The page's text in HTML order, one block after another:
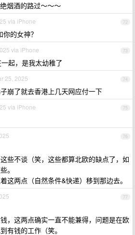
烟酒的路过～～～
72
via iPhone
的女神？
73
via iPhone
起，是我太幼稚了
74
25, 2025
崩了就去香港上几天网应付一下
75
via iPhone
76
些不谈（笑，这些都算北欧的缺点了，如
。
这两点（自然条件&快递）移到那边去。
77
，这两点确实一直不能兼得，问题是在欧
有钱的工作（笑。